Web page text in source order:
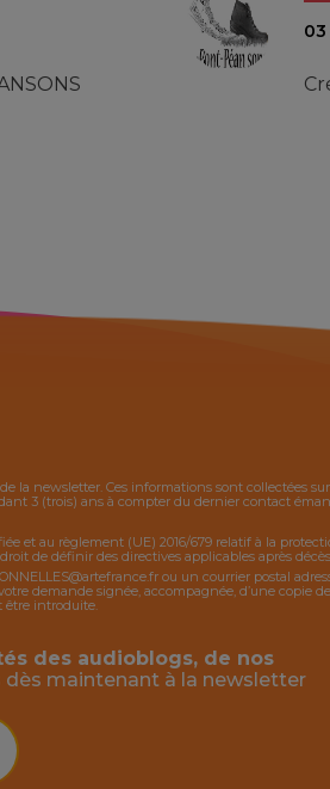
la newsletter. Ces informations sont collectées
3 (trois) ans à compter du dernier contact
et au règlement (UE) 2016/679 relatif à la
de définir des directives applicables après
ou un courrier postal
demande signée, accompagnée, d’une copie
être introduite.
des audioblogs, de nos
dès maintenant à la newsletter